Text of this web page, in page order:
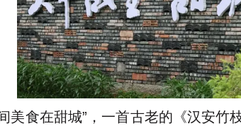
美食在甜城”，一首古老的《汉安竹